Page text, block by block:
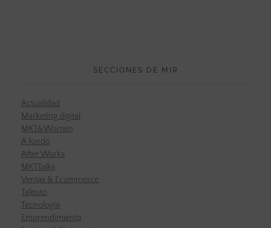
SECCIONES DE MIR
Actualidad
Marketing digital
MKT&Women
A fondo
After Works
MKTTalks
Ventas & Ecommerce
Talento
Tecnología
Emprendimiento